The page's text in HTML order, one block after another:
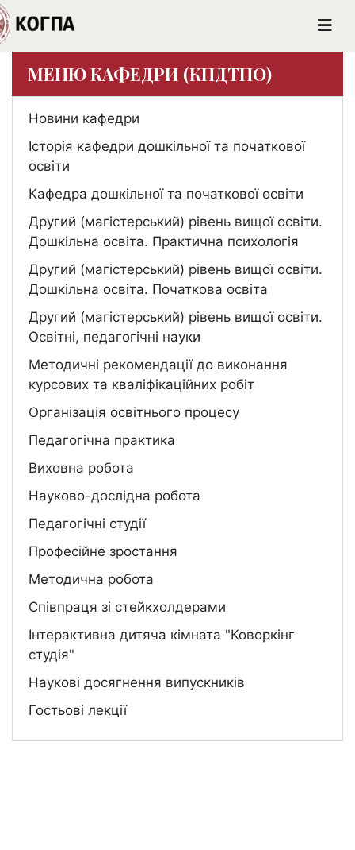
МЕНЮ КАФЕДРИ (КПДТПО)
Новини кафедри
Історія кафедри дошкільної та початкової
освіти
Кафедра дошкільної та початкової освіти
Другий (магістерський) рівень вищої освіти.
Дошкільна освіта. Практична психологія
Другий (магістерський) рівень вищої освіти.
Дошкільна освіта. Початкова освіта
Другий (магістерський) рівень вищої освіти.
Освітні, педагогічні науки
Методичні рекомендації до виконання
курсових та кваліфікаційних робіт
Організація освітнього процесу
Педагогічна практика
Виховна робота
Науково-дослідна робота
Педагогічні студії
Професійне зростання
Методична робота
Співпраця зі стейкхолдерами
Інтерактивна дитяча кімната "Коворкінг
студія"
Наукові досягнення випускників
Гостьові лекції